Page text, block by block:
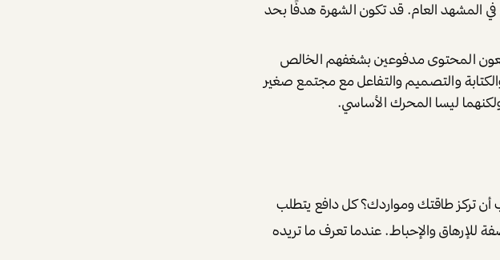
المشهد العام. قد تكون الشهرة هدفًا بحد
المحتوى مدفوعين بشغفهم الخالص
والتصميم والتفاعل مع مجتمع صغير
ليسا المحرك الأساسي.
تركز طاقتك ومواردك؟ كل دافع يتطلب
للإرهاق والإحباط. عندما تعرف ما تريده